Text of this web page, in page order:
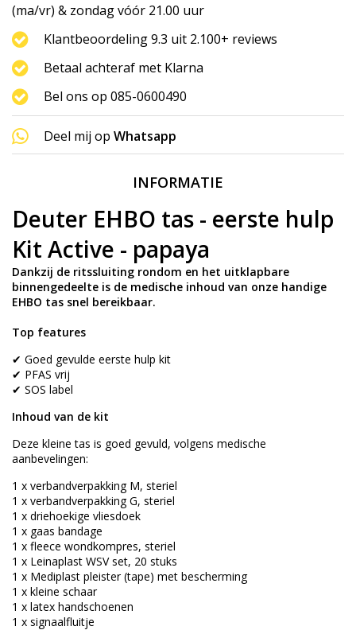
(ma/vr) & zondag vóór 21.00 uur
Klantbeoordeling 9.3 uit 2.100+ reviews
Betaal achteraf met Klarna
Bel ons op 085-0600490
Deel mij op Whatsapp
INFORMATIE
Deuter EHBO tas - eerste hulp
Kit Active - papaya
Dankzij de ritssluiting rondom en het uitklapbare
binnengedeelte is de medische inhoud van onze handige
EHBO tas snel bereikbaar.
Top features
✔ Goed gevulde eerste hulp kit
✔ PFAS vrij
✔ SOS label
Inhoud van de kit
Deze kleine tas is goed gevuld, volgens medische
aanbevelingen:
1 x verbandverpakking M, steriel
1 x verbandverpakking G, steriel
1 x driehoekige vliesdoek
1 x gaas bandage
1 x fleece wondkompres, steriel
1 x Leinaplast WSV set, 20 stuks
1 x Mediplast pleister (tape) met bescherming
1 x kleine schaar
1 x latex handschoenen
1 x signaalfluitje